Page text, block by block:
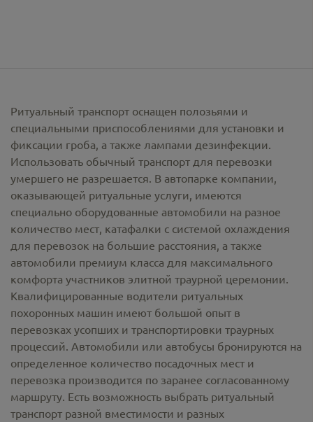
Ритуальный транспорт оснащен полозьями и
специальными приспособлениями для установки и
фиксации гроба, а также лампами дезинфекции.
Использовать обычный транспорт для перевозки
умершего не разрешается. В автопарке компании,
оказывающей ритуальные услуги, имеются
специально оборудованные автомобили на разное
количество мест, катафалки с системой охлаждения
для перевозок на большие расстояния, а также
автомобили премиум класса для максимального
комфорта участников элитной траурной церемонии.
Квалифицированные водители ритуальных
похоронных машин имеют большой опыт в
перевозках усопших и транспортировки траурных
процессий. Автомобили или автобусы бронируются на
определенное количество посадочных мест и
перевозка производится по заранее согласованному
маршруту. Есть возможность выбрать ритуальный
транспорт разной вместимости и разных